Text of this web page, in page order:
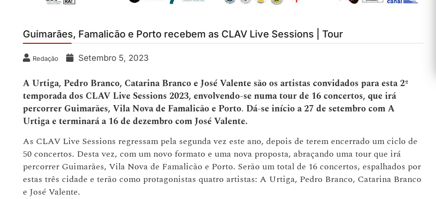
Guimarães, Famalicão e Porto recebem as CLAV Live Sessions | Tour
Redação Setembro 5, 2023
A Urtiga, Pedro Branco, Catarina Branco e José Valente são os artistas convidados para esta 2º
temporada dos CLAV Live Sessions 2023, envolvendo-se numa tour de 16 concertos, que irá
percorrer Guimarães, Vila Nova de Famalicão e Porto. Dá-se início a 27 de setembro com A
Urtiga e terminará a 16 de dezembro com José Valente.
As CLAV Live Sessions regressam pela segunda vez este ano, depois de terem encerrado um ciclo de
50 concertos. Desta vez, com um novo formato e uma nova proposta, abraçando uma tour que irá
percorrer Guimarães, Vila Nova de Famalicão e Porto. Serão um total de 16 concertos, espalhados por
estas três cidade e terão como protagonistas quatro artistas: A Urtiga, Pedro Branco, Catarina Branco
e José Valente.